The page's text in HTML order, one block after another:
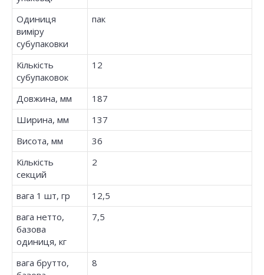
Одиниця
виміру
субупаковки
пак
Кількість
субупаковок
12
Довжина, мм
187
Ширина, мм
137
Висота, мм
36
Кількість
секций
2
вага 1 шт, гр
12,5
вага нетто,
базова
одиниця, кг
7,5
вага брутто,
8